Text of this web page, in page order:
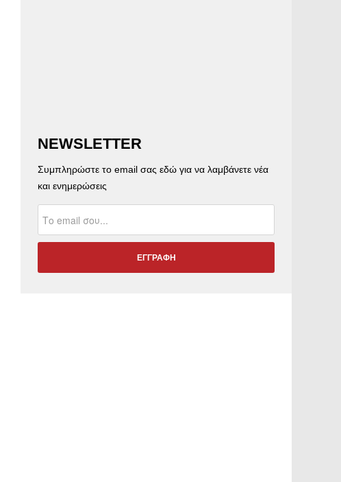
NEWSLETTER
Συμπληρώστε το email σας εδώ για να λαμβάνετε νέα
και ενημερώσεις